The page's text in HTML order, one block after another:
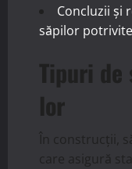
Concluzii și
săpilor potrivite
Tipuri de
lor
În construcții,
care asigură